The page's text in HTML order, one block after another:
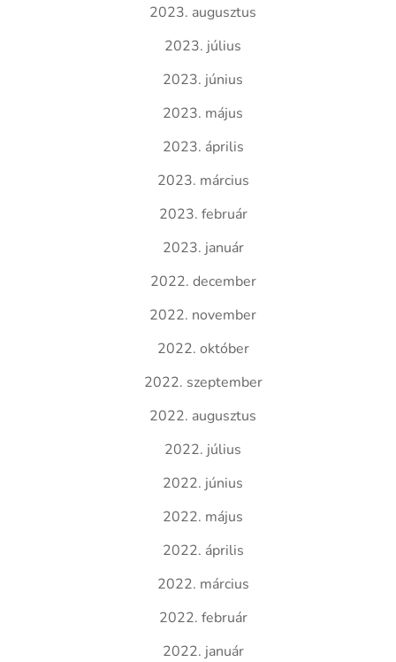
2023. augusztus
2023. július
2023. június
2023. május
2023. április
2023. március
2023. február
2023. január
2022. december
2022. november
2022. október
2022. szeptember
2022. augusztus
2022. július
2022. június
2022. május
2022. április
2022. március
2022. február
2022. január